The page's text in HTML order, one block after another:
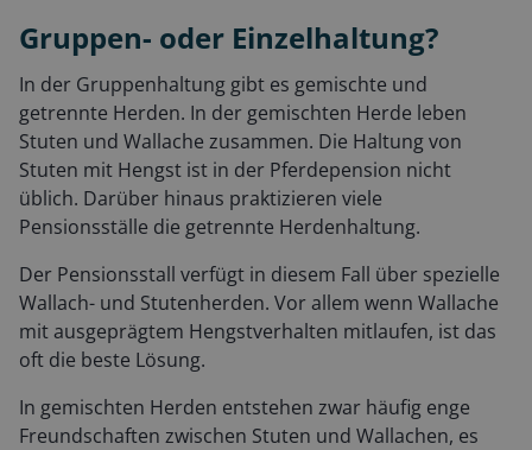
Gruppen- oder Einzelhaltung?
In der Gruppenhaltung gibt es gemischte und
getrennte Herden. In der gemischten Herde leben
Stuten und Wallache zusammen. Die Haltung von
Stuten mit Hengst ist in der Pferdepension nicht
üblich. Darüber hinaus praktizieren viele
Pensionsställe die getrennte Herdenhaltung.
Der Pensionsstall verfügt in diesem Fall über spezielle
Wallach- und Stutenherden. Vor allem wenn Wallache
mit ausgeprägtem Hengstverhalten mitlaufen, ist das
oft die beste Lösung.
In gemischten Herden entstehen zwar häufig enge
Freundschaften zwischen Stuten und Wallachen, es